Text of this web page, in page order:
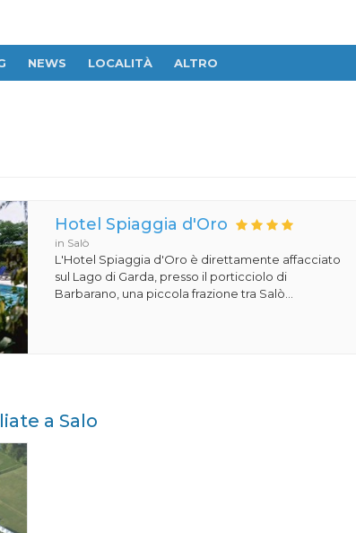
NEWS LOCALITÀ ALTRO
Hotel Spiaggia d'Oro
in Salò
L'Hotel Spiaggia d'Oro è direttamente affacciato
sul Lago di Garda, presso il porticciolo di
Barbarano, una piccola frazione tra Salò...
a Salo